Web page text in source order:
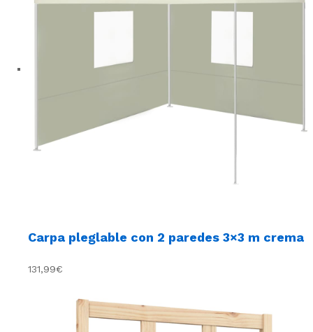
Carpa pleglable con 2 paredes 3×3 m crema
131,99€